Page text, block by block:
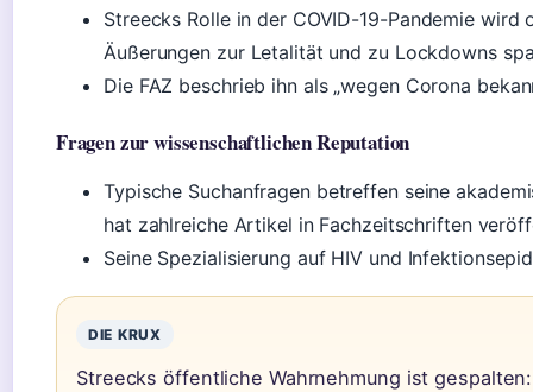
Streecks Rolle in der COVID-19-Pandemie
Äußerungen zur Letalität und zu Lockdowns
Die FAZ beschrieb ihn als „wegen Corona
Fragen zur wissenschaftlichen Reputation
Typische Suchanfragen betreffen seine
hat zahlreiche Artikel in Fachzeitschriften
Seine Spezialisierung auf HIV und
DIE KRUX
Streecks öffentliche Wahrnehmung ist